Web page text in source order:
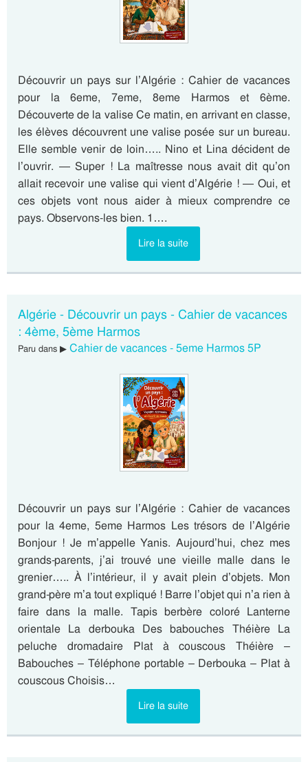
Découvrir un pays sur l’Algérie : Cahier de vacances
pour la 6eme, 7eme, 8eme Harmos et 6ème.
Découverte de la valise Ce matin, en arrivant en classe,
les élèves découvrent une valise posée sur un bureau.
Elle semble venir de loin….. Nino et Lina décident de
l’ouvrir. — Super ! La maîtresse nous avait dit qu’on
allait recevoir une valise qui vient d’Algérie ! — Oui, et
ces objets vont nous aider à mieux comprendre ce
pays. Observons-les bien. 1….
Lire la suite
Algérie - Découvrir un pays - Cahier de vacances
: 4ème, 5ème Harmos
Paru dans ▶ Cahier de vacances - 5eme Harmos 5P
Découvrir un pays sur l’Algérie : Cahier de vacances
pour la 4eme, 5eme Harmos Les trésors de l’Algérie
Bonjour ! Je m’appelle Yanis. Aujourd’hui, chez mes
grands-parents, j’ai trouvé une vieille malle dans le
grenier….. À l’intérieur, il y avait plein d’objets. Mon
grand-père m’a tout expliqué ! Barre l’objet qui n’a rien à
faire dans la malle. Tapis berbère coloré Lanterne
orientale La derbouka Des babouches Théière La
peluche dromadaire Plat à couscous Théière –
Babouches – Téléphone portable – Derbouka – Plat à
couscous Choisis…
Lire la suite